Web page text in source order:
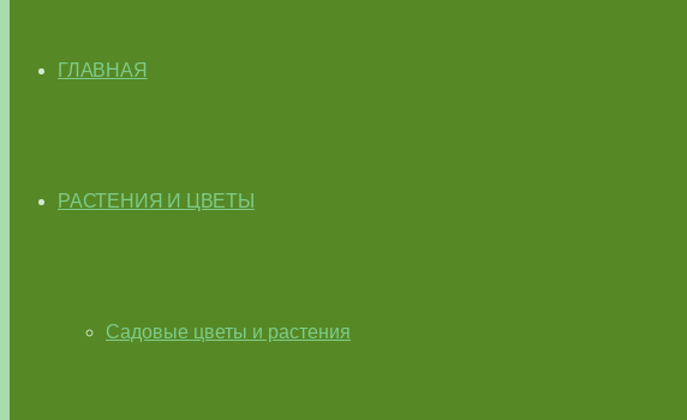
ГЛАВНАЯ
РАСТЕНИЯ И ЦВЕТЫ
Садовые цветы и растения